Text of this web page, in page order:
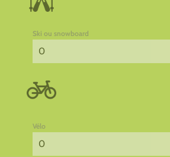
Ski ou snowboard
Vélo